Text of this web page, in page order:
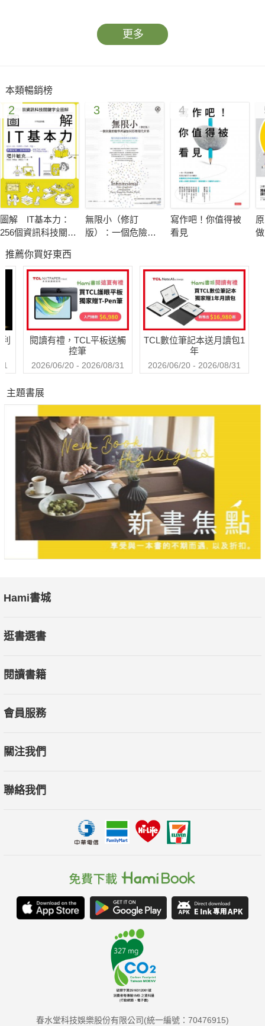
台、影音社群網站平台等等。此外本書還將指引讀者們，如何簡
單學習使用Linux平台上最夯視訊剪輯軟體，輕鬆自製社群網路中
更多
本類暢銷榜
2
圖解 IT基本力：
256個資訊科技關鍵
3
無限小（修訂
版）：一個危險的
4
寫作吧！你值得被
看見
推薦你買好東西
閱讀有禮，TCL平板送觸
控筆
2026/06/20 - 2026/08/31
TCL數位筆記本送月讀包1
年
2026/06/20 - 2026/08/31
主題書展
Hami書城
逛書選書
閱讀書籍
會員服務
關注我們
聯絡我們
春水堂科技娛樂股份有限公司(統一編號：70476915)